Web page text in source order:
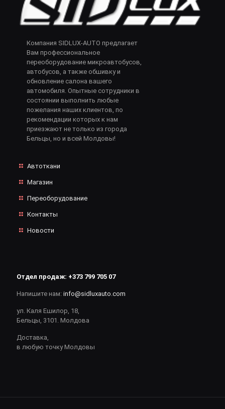
Компания SIDLUX-AUTO предлагает
Вам профессиональное
переоборудование микроавтобусов,
автобусов, а также обшивку и
обновление салона вашего
автомобиля. Опытные сотрудники в
состоянии выполнить любые
пожелания наших клиентов, по
рекомендации которых к нам
приезжают не только из города
Бельцы, но и всей Молдовы!
Автоткани
Магазин
Переоборудование
Контакты
Новости
Отдел продаж: +373 799 705 07
Напишите нам: info@sidluxauto.com
ул. Каля Ешилор, 18,
Бельцы, 3101. Молдова
Доставка,
в любую точку Молдовы